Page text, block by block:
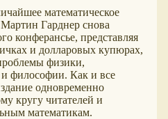
математическое
Гарднер снова
конферансье, представляя
и долларовых купюрах,
физики,
философии. Как и все
одновременно
кругу читателей и
математикам.